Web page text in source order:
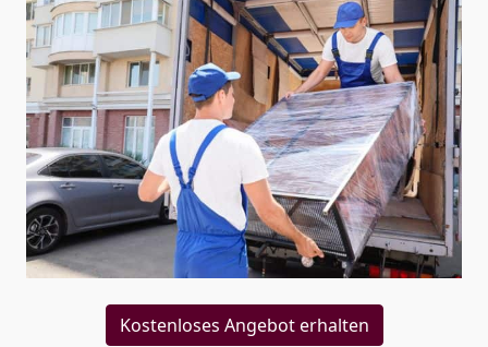
Kostenloses Angebot erhalten